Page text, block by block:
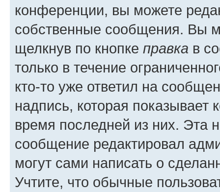
конференции, вы можете
собственные сообщения. Вы
щелкнув по кнопке правка в
только в течение
кто-то уже ответил на
надпись, которая показывает
время последней из них. Эта
сообщение редактировал
могут сами написать о
Учтите, что обычные